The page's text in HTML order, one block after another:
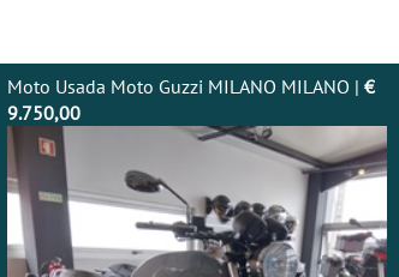
Moto Usada Moto Guzzi MILANO MILANO | €
9.750,00